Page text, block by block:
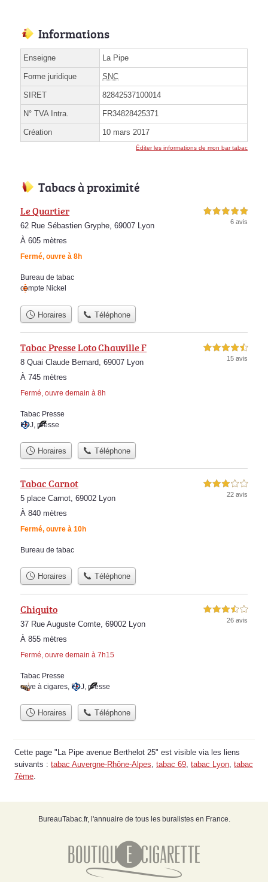
Informations
Enseigne La Pipe
Forme juridique SNC
SIRET 82842537100014
N° TVA Intra. FR34828425371
Création 10 mars 2017
Éditer les informations de mon bar tabac
Tabacs à proximité
Le Quartier
62 Rue Sébastien Gryphe, 69007 Lyon
À 605 mètres
Fermé, ouvre à 8h
5,0 étoiles sur 5
6 avis
Bureau de tabac
compte Nickel
Horaires Téléphone
Tabac Presse Loto Chauville F
8 Quai Claude Bernard, 69007 Lyon
À 745 mètres
Fermé, ouvre demain à 8h
4,5 étoiles sur 5
15 avis
Tabac Presse
FDJ, presse
Horaires Téléphone
Tabac Carnot
5 place Carnot, 69002 Lyon
À 840 mètres
Fermé, ouvre à 10h
3,0 étoiles sur 5
22 avis
Bureau de tabac
Horaires Téléphone
Chiquito
37 Rue Auguste Comte, 69002 Lyon
À 855 mètres
Fermé, ouvre demain à 7h15
3,5 étoiles sur 5
26 avis
Tabac Presse
cave à cigares FDJ presse
Horaires Téléphone
Cette page "La Pipe avenue Berthelot 25" est visible via les liens
suivants : tabac Auvergne-Rhône-Alpes tabac 69 tabac Lyon tabac
7ème
BureauTabac.fr, l'annuaire de tous les buralistes en France.